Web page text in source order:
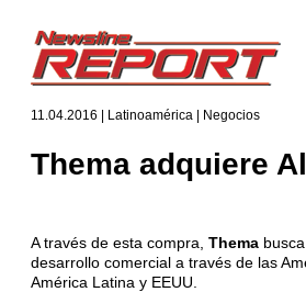
11.04.2016 | Latinoamérica | Negocios
Thema adquiere
A través de esta compra, Thema
desarrollo comercial a través de las
América Latina y EEUU.